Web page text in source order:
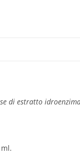
di estratto